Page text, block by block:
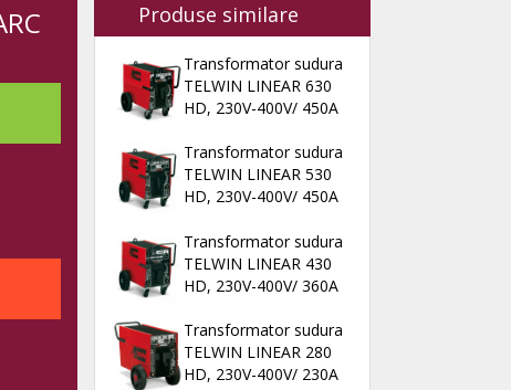
Produse similare
Transformator sudura
TELWIN LINEAR 630
HD, 230V-400V/ 450A
Transformator sudura
TELWIN LINEAR 530
HD, 230V-400V/ 450A
Transformator sudura
TELWIN LINEAR 430
HD, 230V-400V/ 360A
Transformator sudura
TELWIN LINEAR 280
HD, 230V-400V/ 230A